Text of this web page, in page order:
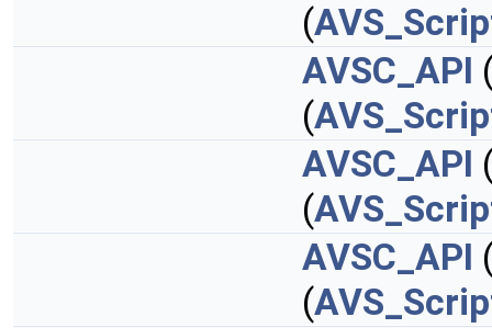
(
AVSC_API
(
AVSC_API
(
AVSC_API
(